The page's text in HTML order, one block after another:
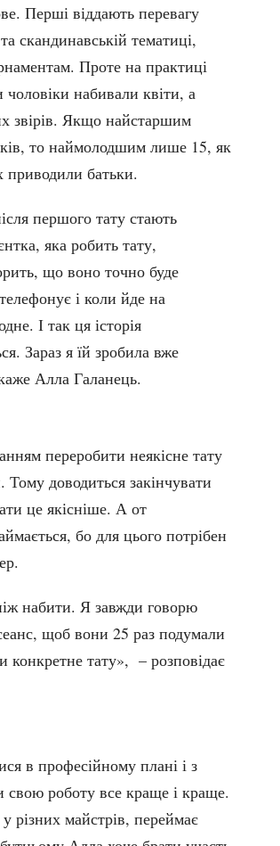
Перші віддають перевагу
скандинавській тематиці,
Проте на практиці
набивали квіти, а
звірів. Якщо найстаршим
то наймолодшим лише 15, як
приводили батьки.
першого тату стають
яка робить тату,
що воно точно буде
і коли йде на
І так ця історія
Зараз я їй зробила вже
Алла Галанець.
переробити неякісне тату
доводиться закінчувати
це якісніше. А от
бо для цього потрібен
набити. Я завжди говорю
щоб вони 25 раз подумали
конкретне тату», – розповідає
в професійному плані і з
роботу все краще і краще.
різних майстрів, переймає